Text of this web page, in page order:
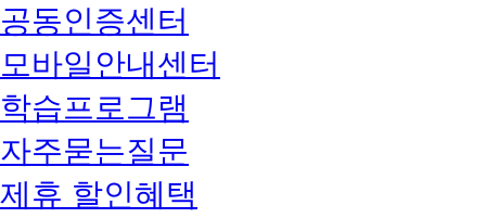
공동인증센터
모바일안내센터
학습프로그램
자주묻는질문
제휴 할인혜택